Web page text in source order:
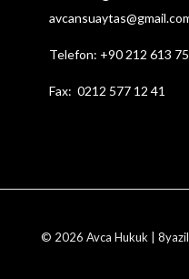
Telefon: +90 212 613
Fax: 0212 577 12 41
© 2026 Avca Hukuk |